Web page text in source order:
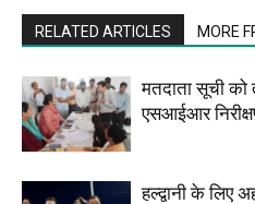
RELATED ARTICLES MORE
मतदाता सूची को
एसआईआर
हल्द्वानी के लिए